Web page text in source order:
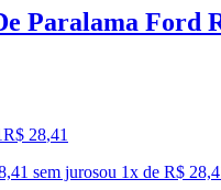
Paralama Ford
R$ 28,41
sem jurosou 1x de R$